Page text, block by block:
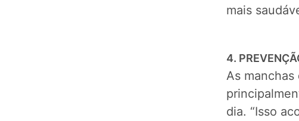
mais
4.
As manchas
dia. “Isso